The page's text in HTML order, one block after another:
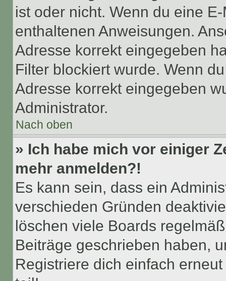
ist oder nicht. Wenn du eine
enthaltenen Anweisungen.
Adresse korrekt eingegeben
Filter blockiert wurde. Wenn
Adresse korrekt eingegeben
Administrator.
Nach oben
» Ich habe mich vor einiger
mehr anmelden?!
Es kann sein, dass ein
verschieden Gründen
löschen viele Boards
Beiträge geschrieben haben,
Registriere dich einfach